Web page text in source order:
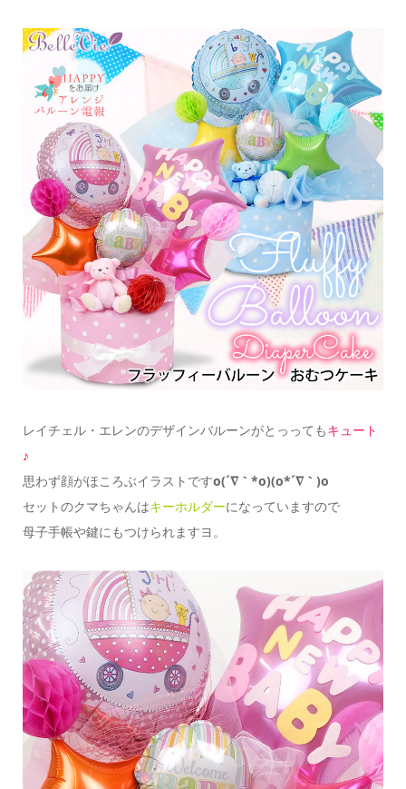
レイチェル・エレンのデザインバルーンがとっってもキュート
♪
思わず顔がほころぶイラストですo(´∇｀*o)(o*´∇｀)o
セットのクマちゃんはキーホルダーになっていますので
母子手帳や鍵にもつけられますヨ。